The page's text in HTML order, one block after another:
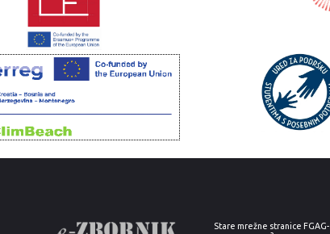
Stare mrežne stranice FGAG-